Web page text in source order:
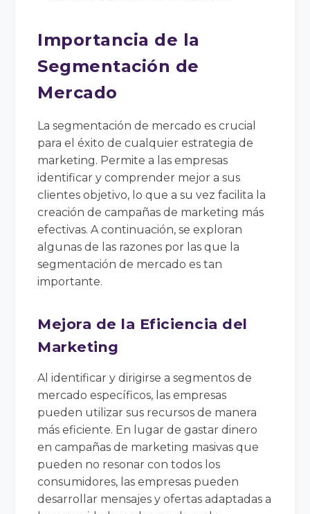
Importancia de la
Segmentación de
Mercado
La segmentación de mercado es crucial
para el éxito de cualquier estrategia de
marketing. Permite a las empresas
identificar y comprender mejor a sus
clientes objetivo, lo que a su vez facilita la
creación de campañas de marketing más
efectivas. A continuación, se exploran
algunas de las razones por las que la
segmentación de mercado es tan
importante.
Mejora de la Eficiencia del
Marketing
Al identificar y dirigirse a segmentos de
mercado específicos, las empresas
pueden utilizar sus recursos de manera
más eficiente. En lugar de gastar dinero
en campañas de marketing masivas que
pueden no resonar con todos los
consumidores, las empresas pueden
desarrollar mensajes y ofertas adaptadas a